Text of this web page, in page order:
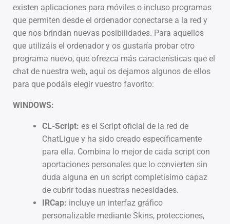
existen aplicaciones para móviles o incluso programas
que permiten desde el ordenador conectarse a la red y
que nos brindan nuevas posibilidades. Para aquellos
que utilizáis el ordenador y os gustaría probar otro
programa nuevo, que ofrezca más características que el
chat de nuestra web, aquí os dejamos algunos de ellos
para que podáis elegir vuestro favorito:
WINDOWS:
CL-Script: es el Script oficial de la red de
ChatLigue y ha sido creado específicamente
para ella. Combina lo mejor de cada script con
aportaciones personales que lo convierten sin
duda alguna en un script completísimo capaz
de cubrir todas nuestras necesidades.
IRCap: incluye un interfaz gráfico
personalizable mediante Skins, protecciones,